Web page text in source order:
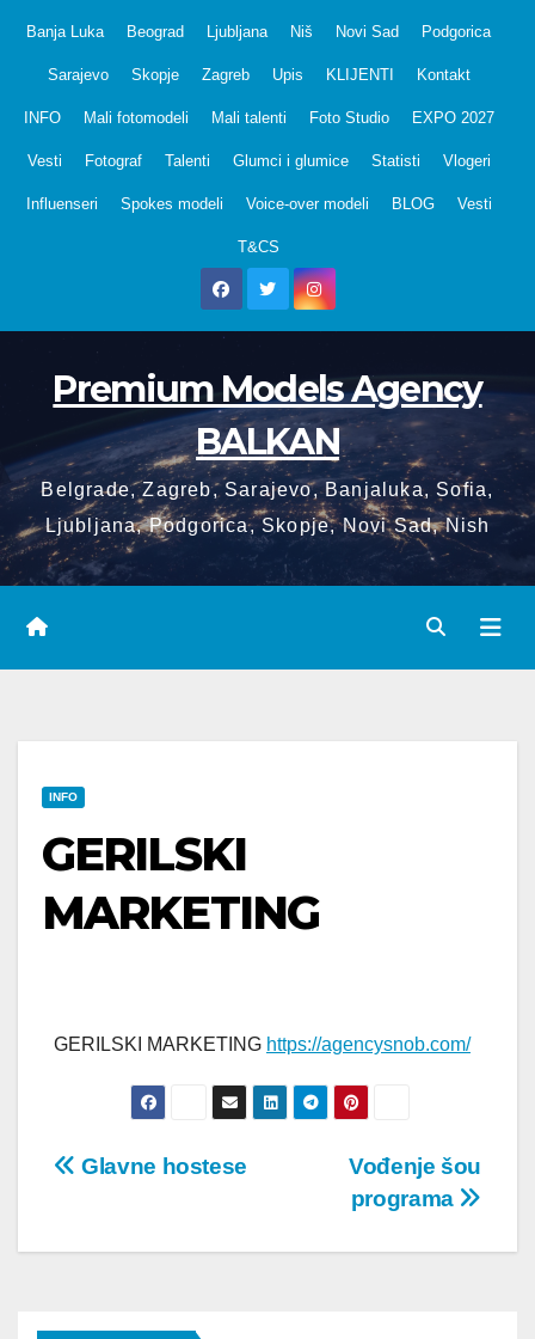
Banja Luka Beograd Ljubljana Niš Novi Sad Podgorica
Sarajevo Skopje Zagreb Upis KLIJENTI Kontakt
INFO Mali fotomodeli Mali talenti Foto Studio EXPO 2027
Vesti Fotograf Talenti Glumci i glumice Statisti Vlogeri
Influenseri Spokes modeli Voice-over modeli BLOG Vesti
T&CS
Premium Models Agency
BALKAN
Belgrade, Zagreb, Sarajevo, Banjaluka, Sofia,
Ljubljana, Podgorica, Skopje, Novi Sad, Nish
INFO
GERILSKI
MARKETING
GERILSKI MARKETING https://agencysnob.com/
Post
Vođenje šou
programa
Glavne hostese